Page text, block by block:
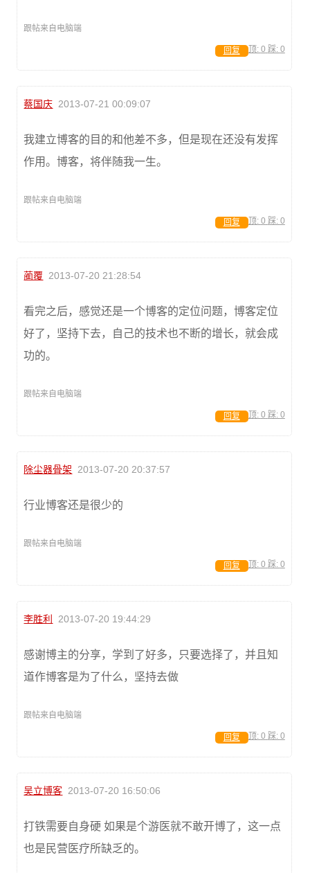
跟帖来自电脑端
顶: 0 踩: 0
回复
蔡国庆 2013-07-21 00:09:07
我建立博客的目的和他差不多，但是现在还没有发挥
作用。博客，将伴随我一生。
跟帖来自电脑端
顶: 0 踩: 0
回复
蔺覆 2013-07-20 21:28:54
看完之后，感觉还是一个博客的定位问题，博客定位
好了，坚持下去，自己的技术也不断的增长，就会成
功的。
跟帖来自电脑端
顶: 0 踩: 0
回复
除尘器骨架 2013-07-20 20:37:57
行业博客还是很少的
跟帖来自电脑端
顶: 0 踩: 0
回复
李胜利 2013-07-20 19:44:29
感谢博主的分享，学到了好多，只要选择了，并且知
道作博客是为了什么，坚持去做
跟帖来自电脑端
顶: 0 踩: 0
回复
吴立博客 2013-07-20 16:50:06
打铁需要自身硬 如果是个游医就不敢开博了，这一点
也是民营医疗所缺乏的。